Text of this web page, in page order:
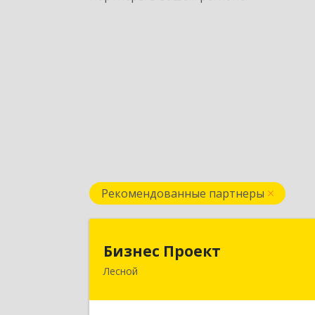
Рекомендованные партнеры
Бизнес Проект
Лесной
624200, Свердловская обл, Лесной г,